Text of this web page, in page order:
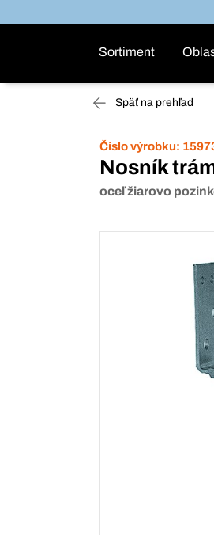
Sortiment
Späť na prehľad
Číslo výrobku:
Nosník
oceľ žiarovo